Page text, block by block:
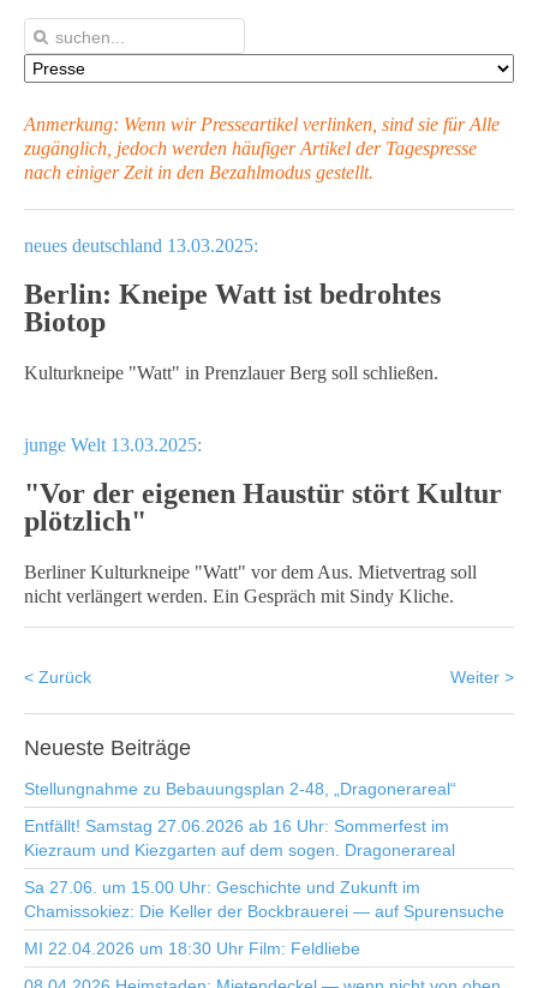
Anmerkung: Wenn wir Presseartikel verlinken, sind sie für Alle
zugänglich, jedoch werden häufiger Artikel der Tagespresse
nach einiger Zeit in den Bezahlmodus gestellt.
neues deutschland 13.03.2025:
Berlin: Kneipe Watt ist bedrohtes
Biotop
Kulturkneipe "Watt" in Prenzlauer Berg soll schließen.
junge Welt 13.03.2025:
"Vor der eigenen Haustür stört Kultur
plötzlich"
Berliner Kulturkneipe "Watt" vor dem Aus. Mietvertrag soll
nicht verlängert werden. Ein Gespräch mit Sindy Kliche.
< Zurück Weiter >
Neueste Beiträge
Stellungnahme zu Bebauungsplan 2-48, „Dragonerareal“
Entfällt! Samstag 27.06.2026 ab 16 Uhr: Sommerfest im
Kiezraum und Kiezgarten auf dem sogen. Dragonerareal
Sa 27.06. um 15.00 Uhr: Geschichte und Zukunft im
Chamissokiez: Die Keller der Bockbrauerei — auf Spurensuche
MI 22.04.2026 um 18:30 Uhr Film: Feldliebe